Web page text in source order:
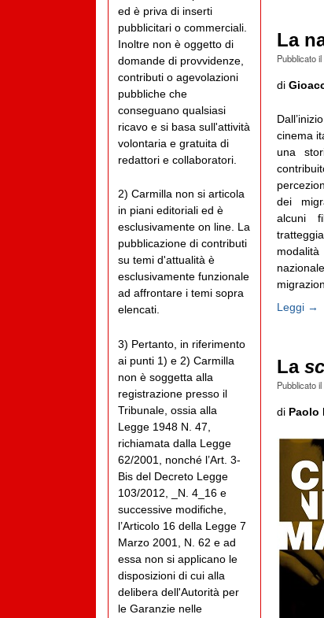
La
Pubblicato il
di
cinema
una
dei
alcuni
Leggi →
La
Pubblicato il
di Paolo
ed è priva di inserti
pubblicitari o commerciali.
Inoltre non è oggetto di
domande di provvidenze,
contributi o agevolazioni
pubbliche che
conseguano qualsiasi
ricavo e si basa sull'attività
volontaria e gratuita di
redattori e collaboratori.
2) Carmilla non si articola
in piani editoriali ed è
esclusivamente on line. La
pubblicazione di contributi
su temi d'attualità è
esclusivamente funzionale
ad affrontare i temi sopra
elencati.
3) Pertanto, in riferimento
ai punti 1) e 2) Carmilla
non è soggetta alla
registrazione presso il
Tribunale, ossia alla
Legge 1948 N. 47,
richiamata dalla Legge
62/2001, nonché l’Art. 3-
Bis del Decreto Legge
103/2012, _N. 4_16 e
successive modifiche,
l’Articolo 16 della Legge 7
Marzo 2001, N. 62 e ad
essa non si applicano le
disposizioni di cui alla
delibera dell'Autorità per
le Garanzie nelle